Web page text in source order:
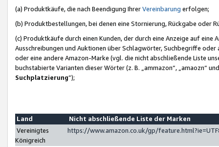
(a) Produktkäufe, die nach Beendigung IhrerVereinbarung erfolgen;
(b) Produktbestellungen, bei denen eine Stornierung, Rückgabe oder
(c) Produktkäufe durch einen Kunden, der durch eine Anzeige auf
Ausschreibungen und Auktionen über Schlagwörter, Suchbegriffe
oder eine andere Amazon-Marke (vgl. die nicht abschließende Liste
buchstabierte Varianten dieser Wörter (z. B. „ammazon“, „amaozn“
Suchplatzierung”);
Land
Nicht abschließende Liste der Marken
Vereinigtes
Königreich
https://www.amazon.co.uk/gp/